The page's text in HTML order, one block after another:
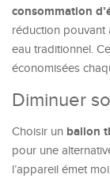
consommation
réduction pouvant
eau traditionnel.
économisées
Diminuer
Choisir un ballon
pour une
l’appareil émet